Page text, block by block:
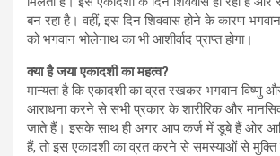
बन रहा है। वहीं, इस दिन शिववास होने के कारण
को भगवान भोलेनाथ का भी आशीर्वाद प्राप्त होगा।
क्या है जया एकादशी का महत्व?
मान्‍यता है कि एकादशी का व्रत रखकर भगवान विष्णु और
आराधना करने से सभी प्रकार के शारीरिक और
जाते हैं। इसके साथ ही अगर आप कर्ज में डूबे हैं ओर
हैं, तो इस एकादशी का व्रत करने से समस्याओं से मुक्ति